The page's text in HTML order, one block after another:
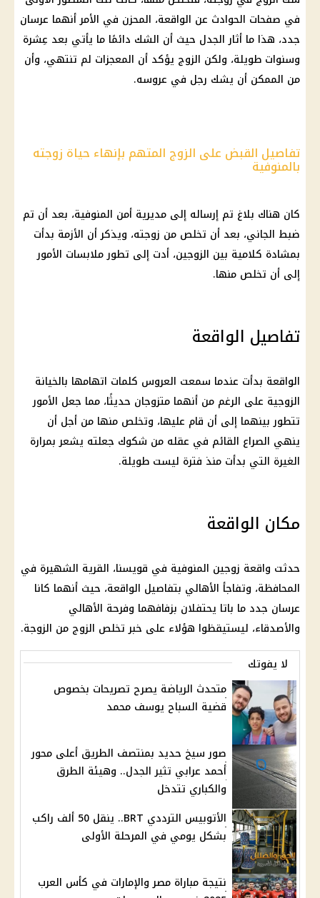
في صفحات الحوادث عن الواقعة، المحزن في الأمر أنهما عرسان
جدد، هذا ما أثار الجدل حيث أن الشك دائمًا ما يأتي بعد عِشرة
وسنوات طويلة، ولكن الزوج يؤكد أن المعجزات لم تنتهي، وأن
من الممكن أن يشك رجل في عروسه.
تفاصيل القبض على الزوج المتهم بإنهاء حياة زوجته
بالمنوفية
كان هناك بلاغ تم إرساله إلى مديرية أمن المنوفية، بعد أن تم
ضبط الجاني، بعد أن تخلص من زوجته، ويذكر أن الأزمة بدأت
بمشادة كلامية بين الزوجين، أدت إلى تطور ملابسات الأمور
إلى أن تخلص منها.
تفاصيل الواقعة
الواقعة بدأت عندما سمعت العروس كلمات اتهامها بالخيانة
الزوجية على الرغم من أنهما متزوجان حديثًا، مما جعل الأمور
تتطور بينهما إلى أن قام عليها، وتخلص منها من أجل أن
ينهي الصراع القائم في عقله من شكوك جعلته يشعر بمرارة
الغيرة التي بدأت منذ فترة ليست طويلة.
مكان الواقعة
حدثت واقعة زوجين المنوفية في قويسنا، القرية الشهيرة في
المحافظة، وتفاجأ الأهالي بتفاصيل الواقعة، حيث أنهما كانا
عرسان جدد ما باتا يحتفلان بزفافهما وفرحة الأهالي
والأصدقاء، ليستيقظوا هؤلاء على خبر تخلص الزوج من الزوجة.
لا يفوتك
متحدث الرياضة يصرح تصريحات بخصوص
قضية السباح يوسف محمد
صور سيخ حديد بمنتصف الطريق أعلى محور
أحمد عرابي تثير الجدل.. وهيئة الطرق
والكباري تتدخل
الأتوبيس الترددي BRT.. ينقل 50 ألف راكب
بشكل يومي في المرحلة الأولى
نتيجة مباراة مصر والإمارات في كأس العرب